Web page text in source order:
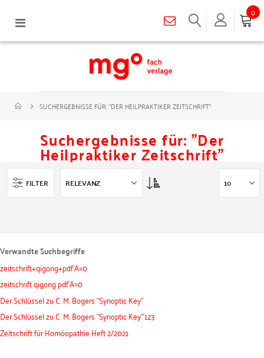
Navigation
0
SUCHERGEBNISSE FÜR: "DER HEILPRAKTIKER ZEITSCHRIFT"
Suchergebnisse für: "Der
Heilpraktiker Zeitschrift"
FILTER Asc
Verwandte Suchbegriffe
zeitschrift+qigong+pdf'A=0
zeitschrift qigong pdf'A=0
Der Schlüssel zu C. M. Bogers "Synoptic Key"
Der Schlüssel zu C. M. Bogers "Synoptic Key"'123
Zeitschrift für Homöopathie Heft 2/2021